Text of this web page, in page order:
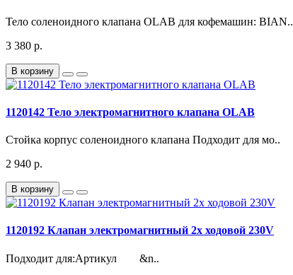
Тело соленоидного клапана OLAB для кофемашин: BIAN..
3 380 р.
В корзину
1120142 Тело электромагнитного клапана OLAB
Стойка корпус соленоидного клапана Подходит для мо..
2 940 р.
В корзину
1120192 Клапан электромагнитный 2х ходовой 230V
Подходит для:Артикул &n..